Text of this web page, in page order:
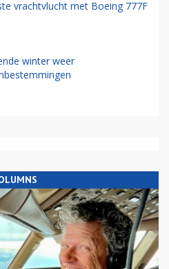
vrachtvlucht met Boeing 777F
winter weer